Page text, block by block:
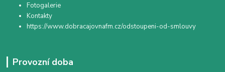
Fotogalerie
Kontakty
https://www.dobracajovnafm.cz/odstoupeni-od-smlouvy
Provozní doba